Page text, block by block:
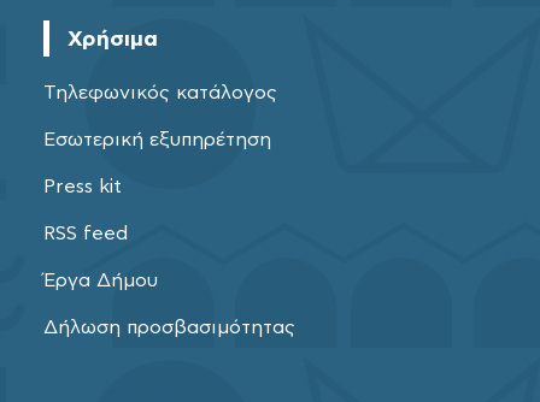
Χρήσιμα
Τηλεφωνικός κατάλογος
Εσωτερική εξυπηρέτηση
Press kit
RSS feed
Έργα Δήμου
Δήλωση προσβασιμότητας